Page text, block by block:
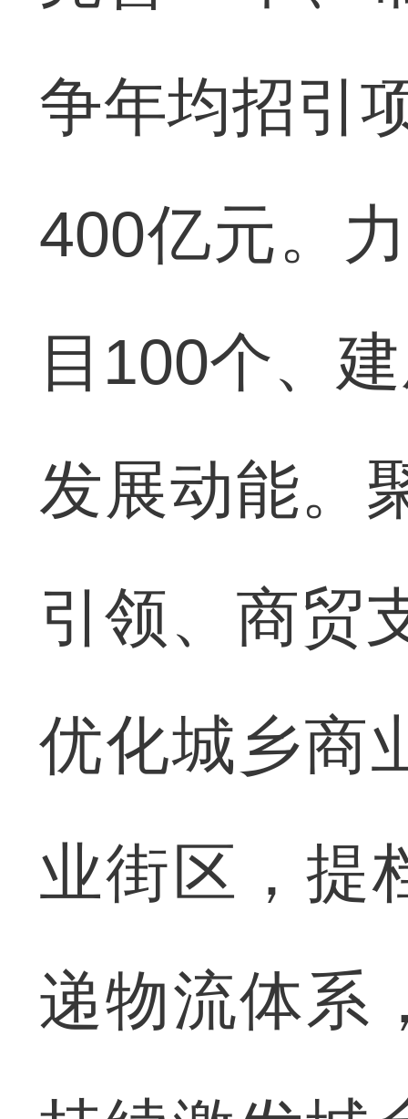
争年均招引
400亿元。
目100个、
发展动能。
引领、商贸
优化城乡商
业街区，提
递物流体系